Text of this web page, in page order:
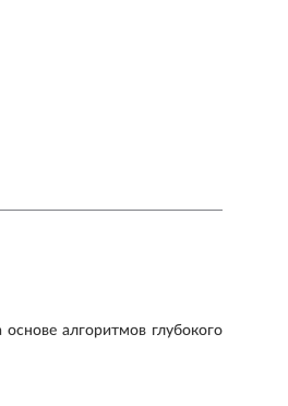
алгоритмов глубокого